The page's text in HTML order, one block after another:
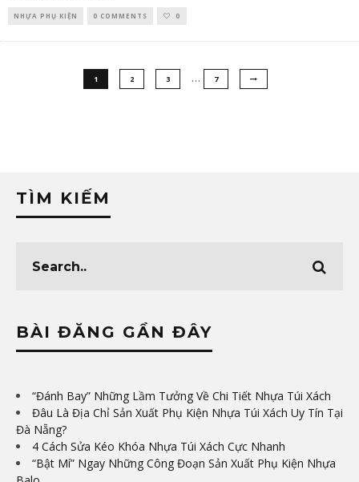
NHỰA PHỤ KIỆN 0 COMMENTS 0
1 2 3 … 7
TÌM KIẾM
BÀI ĐĂNG GẦN ĐÂY
“Đánh Bay” Những Lầm Tưởng Về Chi Tiết Nhựa Túi Xách
Đâu Là Địa Chỉ Sản Xuất Phụ Kiện Nhựa Túi Xách Uy Tín Tại
Đà Nẵng?
4 Cách Sửa Kéo Khóa Nhựa Túi Xách Cực Nhanh
“Bật Mí” Ngay Những Công Đoạn Sản Xuất Phụ Kiện Nhựa